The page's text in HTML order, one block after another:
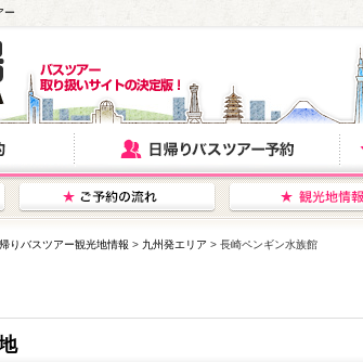
ー
りバスツアー観光地情報 > 九州発エリア > 長崎ペンギン水族館